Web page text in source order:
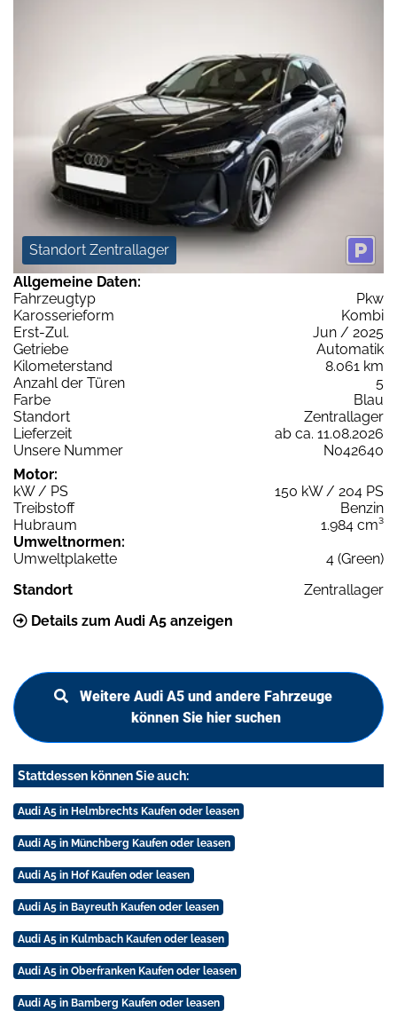
Standort Zentrallager
Allgemeine Daten:
Fahrzeugtyp
Pkw
Karosserieform
Kombi
Erst-Zul.
Jun / 2025
Getriebe
Automatik
Kilometerstand
8.061 km
Anzahl der Türen
5
Farbe
Blau
Standort
Zentrallager
Lieferzeit
ab ca. 11.08.2026
Unsere Nummer
N042640
Motor:
kW / PS
150 kW / 204 PS
Treibstoff
Benzin
Hubraum
1.984 cm³
Umweltnormen:
Umweltplakette
4 (Green)
Standort
Zentrallager
Details zum Audi A5 anzeigen
Weitere Audi A5 und andere Fahrzeuge
können Sie hier suchen
Stattdessen können Sie auch:
Audi A5 in Helmbrechts Kaufen oder leasen
Audi A5 in Münchberg Kaufen oder leasen
Audi A5 in Hof Kaufen oder leasen
Audi A5 in Bayreuth Kaufen oder leasen
Audi A5 in Kulmbach Kaufen oder leasen
Audi A5 in Oberfranken Kaufen oder leasen
Audi A5 in Bamberg Kaufen oder leasen